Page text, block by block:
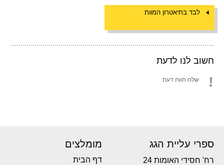
לבד בתיאטרון המוות
חשוב לנו לדעת
שלח חוות דעת
ספרי עליית הגג
רח' חסידי האומות 24
מומלצים
דף הבית